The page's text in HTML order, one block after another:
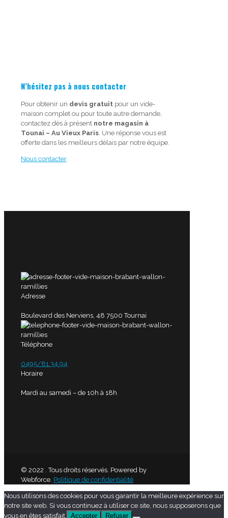
N’hésitez pas à nous contacter
Pour obtenir un devis gratuit pour un vide-
maison complet ou pour toute autre demande,
contactez dès à présent notre magasin à
Tounai – Au Vieux Paris. Une réponse vous est
offerte dans les meilleurs délais par notre équipe.
Nous contacter
Adresse
Boulevard des Nerviens, 48 7500 Tournai
Téléphone
0495/81.34.94
Horaire
Mardi au samedi – de 10h à 18h
© 2022 . Tous droits réservés. Powered by
Webforce. Politique de confidentialité
Nous utilisons des cookies pour vous garantir la meilleure expérience sur
notre site web. Si vous continuez à utiliser ce site, nous supposerons que
vous en êtes satisfait. Accepter Refuser